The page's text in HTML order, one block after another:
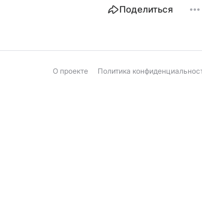
Поделиться
О проекте Политика